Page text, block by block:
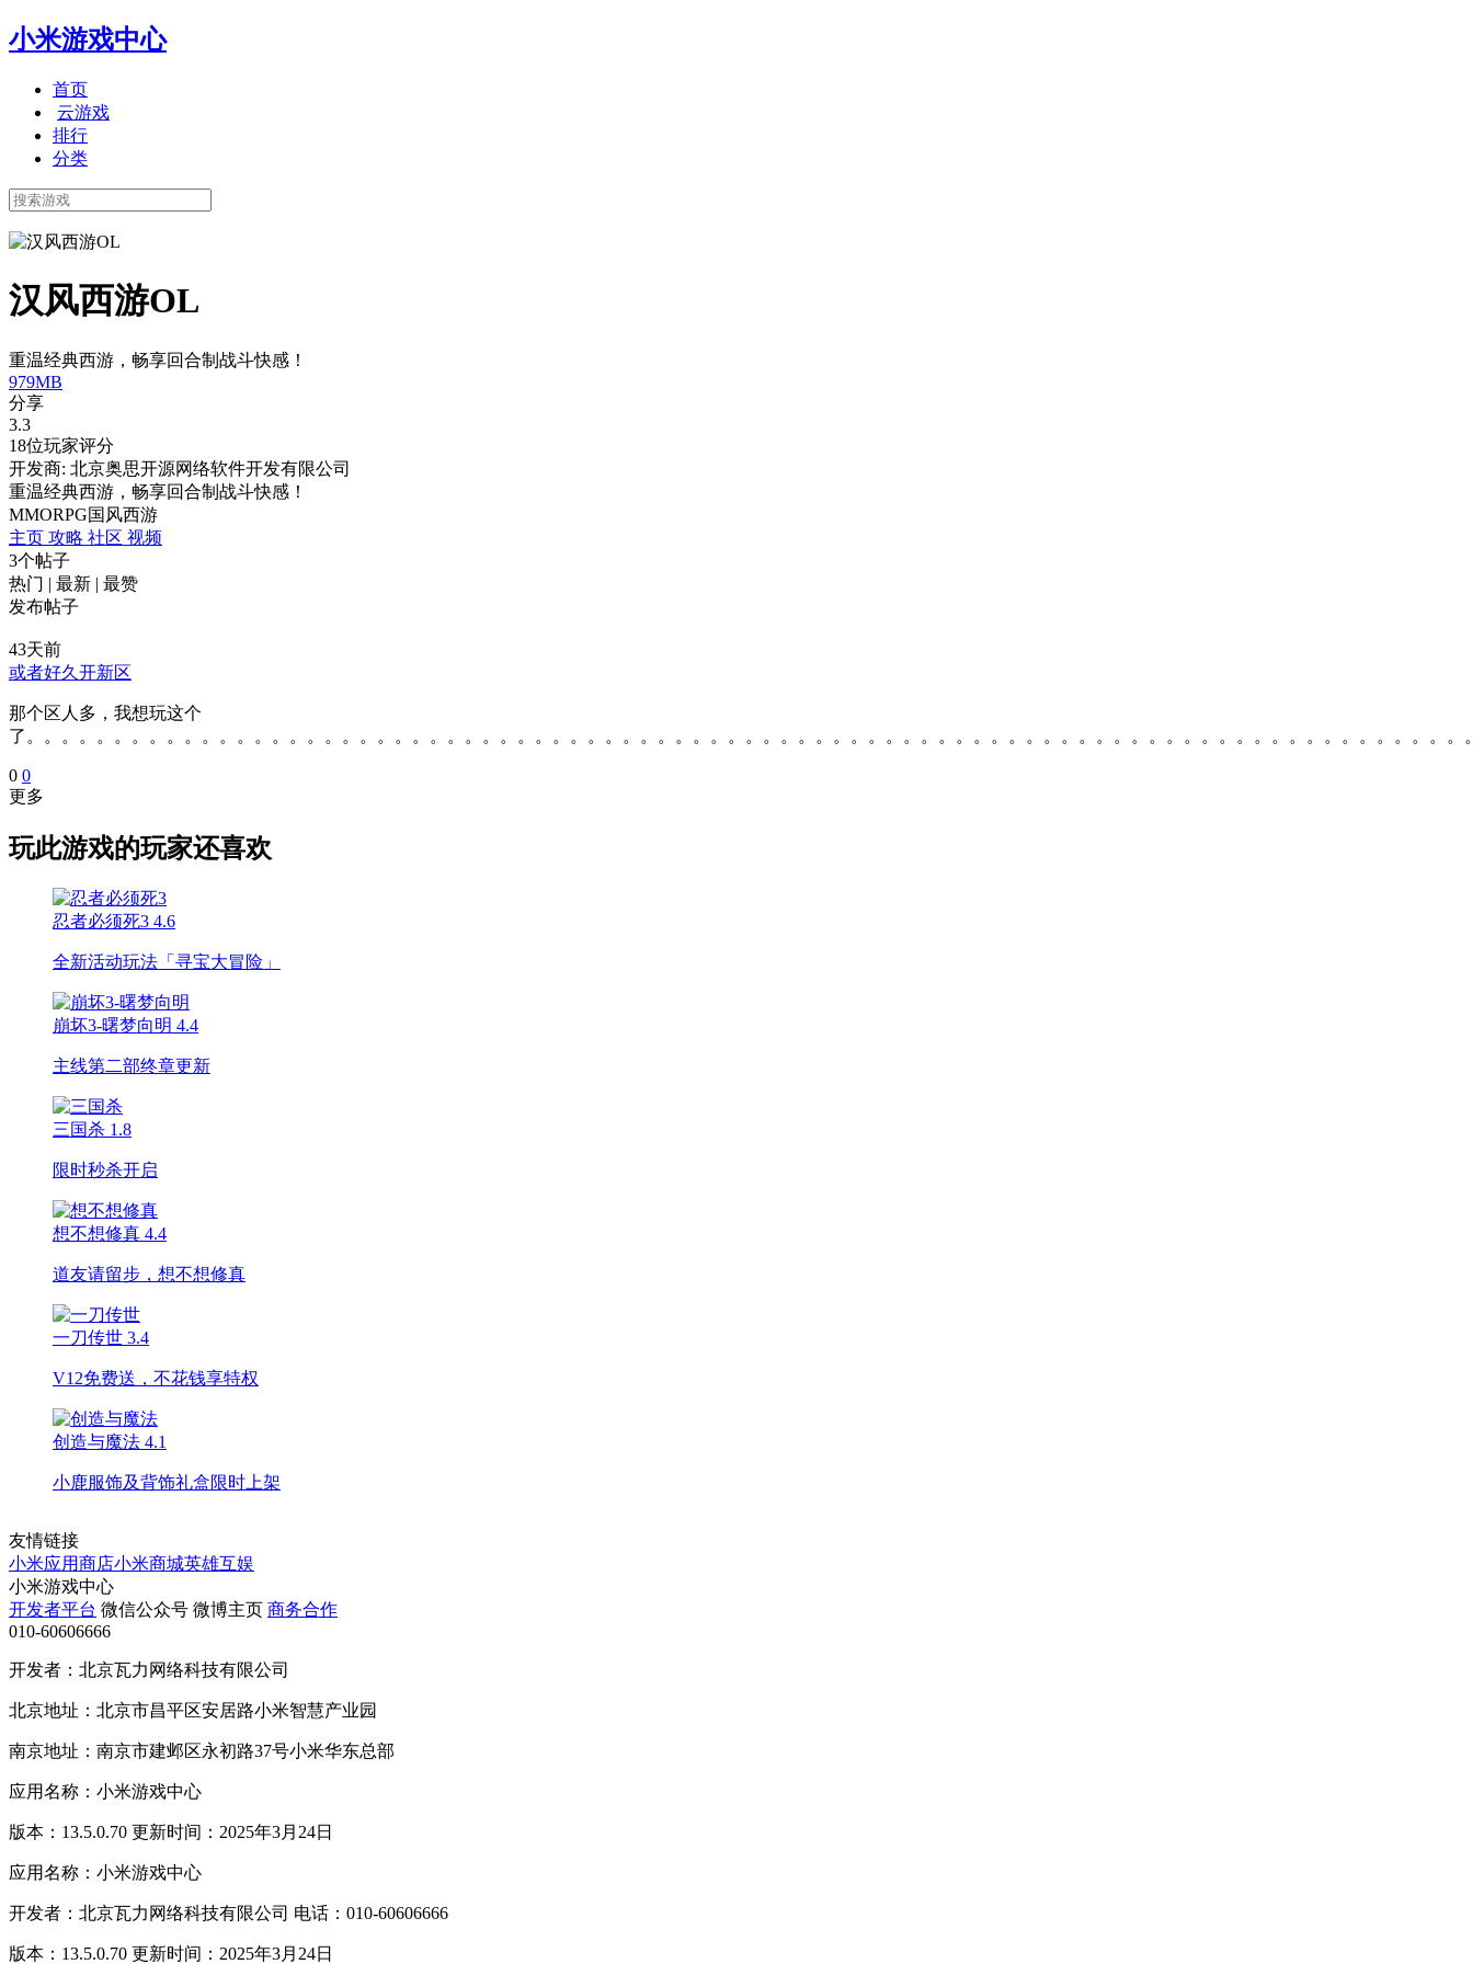
小米游戏中心
首页
云游戏
排行
分类
汉风西游OL
重温经典西游，畅享回合制战斗快感！
979MB
分享
3.3
18位玩家评分
开发商: 北京奥思开源网络软件开发有限公司
重温经典西游，畅享回合制战斗快感！
MMORPG国风西游
主页 攻略 社区 视频
3个帖子
热门 | 最新 | 最赞
发布帖子
43天前
或者好久开新区
那个区人多，我想玩这个
了。。。。。。。。。。。。。。。。。。。。。。。。。。。。。。。。。。。。。。。。。。。。。。。。。。。。。。。。。。。。。。。。。。。。。。。。。。。。。。。。。
0 0
更多
玩此游戏的玩家还喜欢
忍者必须死3 4.6
全新活动玩法「寻宝大冒险」
崩坏3-曙梦向明 4.4
主线第二部终章更新
三国杀 1.8
限时秒杀开启
想不想修真 4.4
道友请留步，想不想修真
一刀传世 3.4
V12免费送，不花钱享特权
创造与魔法 4.1
小鹿服饰及背饰礼盒限时上架
友情链接
小米应用商店小米商城英雄互娱
小米游戏中心
开发者平台 微信公众号 微博主页 商务合作
010-60606666
开发者：北京瓦力网络科技有限公司
北京地址：北京市昌平区安居路小米智慧产业园
南京地址：南京市建邺区永初路37号小米华东总部
应用名称：小米游戏中心
版本：13.5.0.70 更新时间：2025年3月24日
应用名称：小米游戏中心
开发者：北京瓦力网络科技有限公司 电话：010-60606666
版本：13.5.0.70 更新时间：2025年3月24日